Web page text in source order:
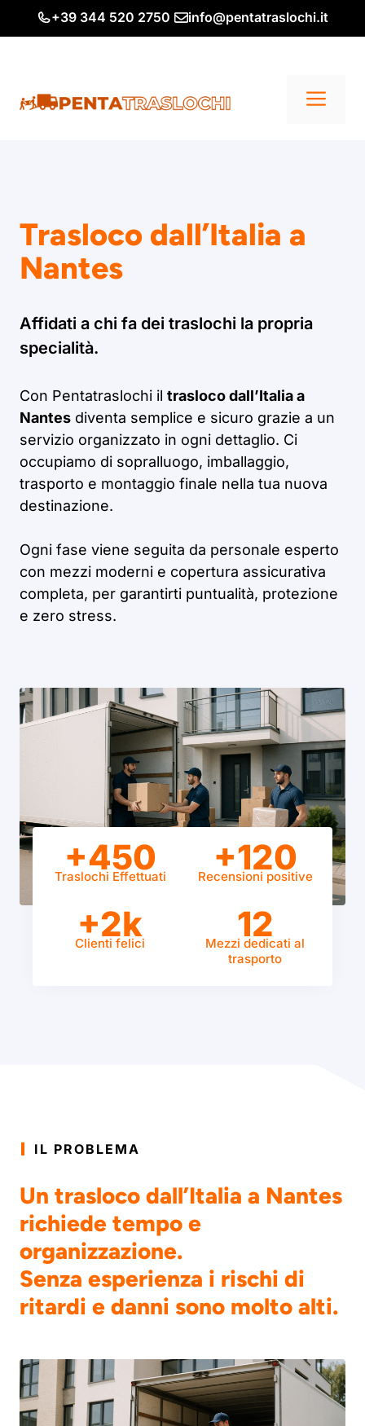
+39 344 520 2750 info@pentatraslochi.it
Trasloco dall’Italia a
Nantes
Affidati a chi fa dei traslochi la propria
specialità.
Con Pentatraslochi il trasloco dall’Italia a
Nantes diventa semplice e sicuro grazie a un
servizio organizzato in ogni dettaglio. Ci
occupiamo di sopralluogo, imballaggio,
trasporto e montaggio finale nella tua nuova
destinazione.
Ogni fase viene seguita da personale esperto
con mezzi moderni e copertura assicurativa
completa, per garantirti puntualità, protezione
e zero stress.
+450
Traslochi Effettuati +120
Recensioni positive
+2k
Clienti felici 12
Mezzi dedicati al
trasporto
IL PROBLEMA
Un trasloco dall’Italia a Nantes
richiede tempo e
organizzazione.
Senza esperienza i rischi di
ritardi e danni sono molto alti.